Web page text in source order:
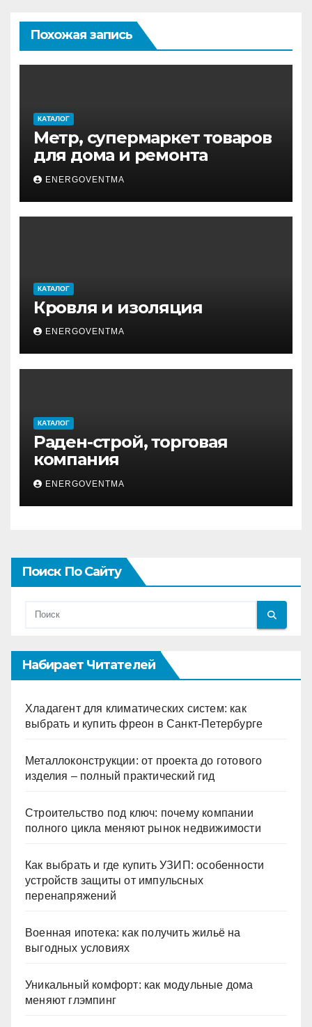
Похожая запись
КАТАЛОГ
Метр, супермаркет товаров
для дома и ремонта
ENERGOVENTMA
КАТАЛОГ
Кровля и изоляция
ENERGOVENTMA
КАТАЛОГ
Раден-строй, торговая
компания
ENERGOVENTMA
Поиск По Сайту
Набирает Читателей
Хладагент для климатических систем: как
выбрать и купить фреон в Санкт-Петербурге
Металлоконструкции: от проекта до готового
изделия – полный практический гид
Строительство под ключ: почему компании
полного цикла меняют рынок недвижимости
Как выбрать и где купить УЗИП: особенности
устройств защиты от импульсных
перенапряжений
Военная ипотека: как получить жильё на
выгодных условиях
Уникальный комфорт: как модульные дома
меняют глэмпинг